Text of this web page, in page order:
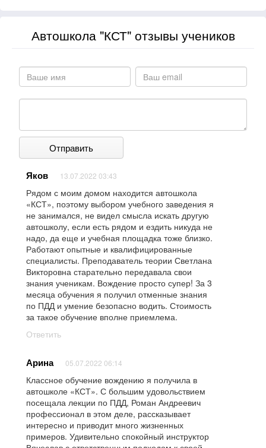
Автошкола "КСТ" отзывы учеников
Отправить
Яков 13.07.2022 03:43
Рядом с моим домом находится автошкола
«КСТ», поэтому выбором учебного заведения я
не занимался, не видел смысла искать другую
автошколу, если есть рядом и ездить никуда не
надо, да еще и учебная площадка тоже близко.
Работают опытные и квалифицированные
специалисты. Преподаватель теории Светлана
Викторовна старательно передавала свои
знания ученикам. Вождение просто супер! За 3
месяца обучения я получил отменные знания
по ПДД и умение безопасно водить. Стоимость
за такое обучение вполне приемлема.
Ответить
Арина 05.07.2022 06:14
Классное обучение вождению я получила в
автошколе «КСТ». С большим удовольствием
посещала лекции по ПДД, Роман Андреевич
профессионал в этом деле, рассказывает
интересно и приводит много жизненных
примеров. Удивительно спокойный инструктор